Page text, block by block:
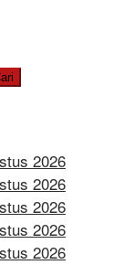
2026
2026
2026
2026
2026